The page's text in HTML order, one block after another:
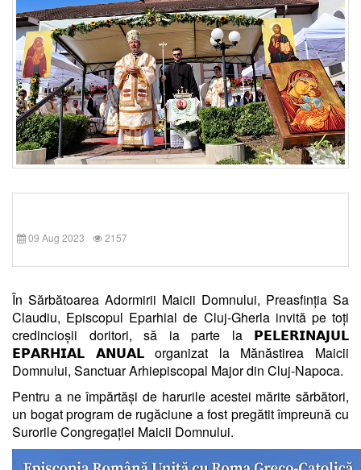
09 Aug 2023 2157
În Sărbătoarea Adormirii Maicii Domnului, Preasfinția Sa
Claudiu, Episcopul Eparhial de Cluj-Gherla invită pe toți
credincioșii doritori, să ia parte la 𝗣𝗘𝗟𝗘𝗥𝗜𝗡𝗔𝗝𝗨𝗟
𝗘𝗣𝗔𝗥𝗛𝗜𝗔𝗟 𝗔𝗡𝗨𝗔𝗟 organizat la Mănăstirea Maicii
Domnului, Sanctuar Arhiepiscopal Major din Cluj-Napoca.
Pentru a ne împărtăși de harurile acestei mărite sărbători,
un bogat program de rugăciune a fost pregătit împreună cu
Surorile Congregației Maicii Domnului.